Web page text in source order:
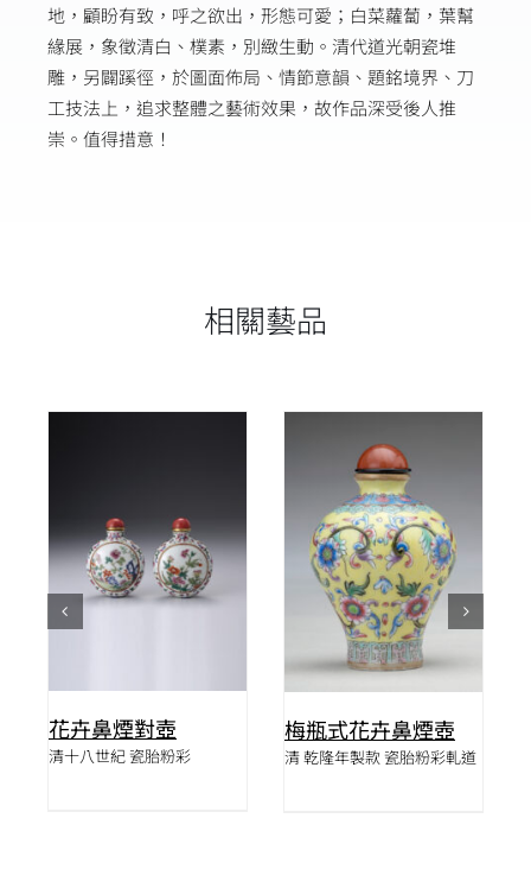
地，顧盼有致，呼之欲出，形態可愛；白菜蘿蔔，葉幫
緣展，象徵清白、樸素，別緻生動。清代道光朝瓷堆
雕，另闢蹊徑，於圖面佈局、情節意韻、題銘境界、刀
工技法上，追求整體之藝術效果，故作品深受後人推
崇。值得措意！
相關藝品
詳情
花卉鼻煙對壺
清十八世紀 瓷胎粉彩
詳情
梅瓶式花卉鼻煙壺
清 乾隆年製款 瓷胎粉彩軋道